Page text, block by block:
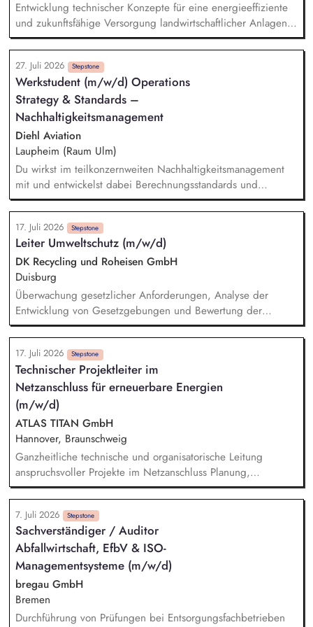
Entwicklung technischer Konzepte für eine energieeffiziente
und zukunftsfähige Versorgung landwirtschaftlicher Anlagen
– von der Idee bis zur umsetzbaren Lösung. Begleitung und
Steuerung von Sonderprojekten (z. B. energieautarke
Stallanlagen, Kühlkonzepte, Wärmetauscher-Systeme).
Erstellung von Umweltberechnungen und Ermittlung des
CO_2-Fußabdrucks für Produkte und Anlagenlösungen sowie
Entwicklung regionaler Nachhaltigkeitsansätze für Europa und
Middle East Africa.
27. Juli 2026 Stepstone
Werkstudent (m/w/d) Operations
Strategy & Standards –
Nachhaltigkeitsmanagement
Diehl Aviation
Laupheim (Raum Ulm)
Du wirkst im teilkonzernweiten Nachhaltigkeitsmanagement
mit und entwickelst dabei Berechnungsstandards und
Kennzahlen. Dabei bereitest du Nachhaltigkeitswissen auf
und kommunizierst dieses an interne und externe
Stakeholder. Darüber hinaus unterstützt du bei der
Entwicklung einer Systematik zur Erfassung von nachhaltigen
Projekten und Initiativen. Außerdem hilfst du bei der
Implementierung aktueller gesetzlicher Vorgaben zur
Nachhaltigkeit.
17. Juli 2026 Stepstone
Leiter Umweltschutz (m/w/d)
DK Recycling und Roheisen GmbH
Duisburg
Überwachung gesetzlicher Anforderungen, Analyse der
Entwicklung von Gesetzgebungen und Bewertung der
Auswirkungen auf den Betrieb Aktive Tätigkeit als
Immissionsschutz-, Abfall- und Gewässerschutzbeauftragter
Betreuung der REACh Registrierungen Pflege, Lenkung und
Weiterentwicklung interner Systeme zum Umweltmanagement
(ISO 14001) Verantwortung für die Durchführung aller
Aufgaben im europäischen Emissionshandelssystem Führung
und Pflege des Genehmigungs- und Anlagenkatasters
17. Juli 2026 Stepstone
Technischer Projektleiter im
Netzanschluss für erneuerbare Energien
(m/w/d)
ATLAS TITAN GmbH
Hannover, Braunschweig
Ganzheitliche technische und organisatorische Leitung
anspruchsvoller Projekte im Netzanschluss Planung,
Strukturierung und Überwachung der Projektabläufe
einschließlich Kosten, Termine, Qualität, Risiken und
Ressourcen Steuerung der Entwurfs-, Genehmigungs- und
Ausführungsplanung einschließlich der Prüfung und
Qualitätssicherung technischer Planungsunterlagen
Entwicklung, Bewertung und Abstimmung technischer
Anlagen- und Netzanschlusskonzepte Koordination der
beteiligten Fachdisziplinen und Sicherstellung klar definierter
Aufgaben, Verantwortlichkeiten und Schnittstellen
7. Juli 2026 Stepstone
Sachverständiger / Auditor
Abfallwirtschaft, EfbV & ISO-
Managementsysteme (m/w/d)
bregau GmbH
Bremen
Durchführung von Prüfungen bei Entsorgungsfachbetrieben